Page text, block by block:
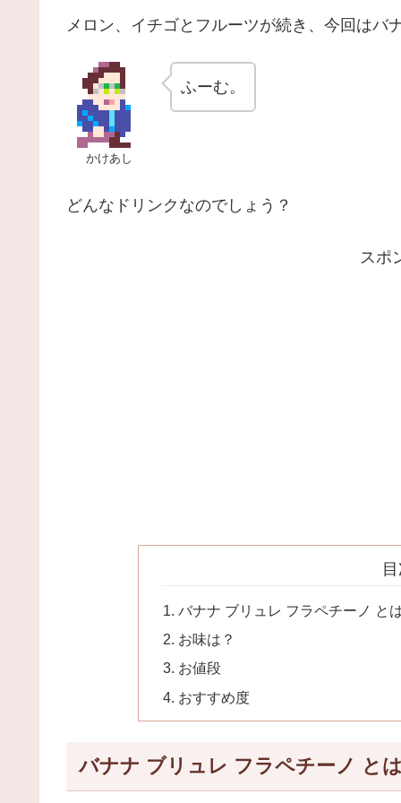
メロン、イチゴとフルーツが続き、今回はバナ
かけあし
ふーむ。
どんなドリンクなのでしょう？
スポ
バナナ ブリュレ フラペチーノ と
お味は？
お値段
おすすめ度
バナナ ブリュレ フラペチーノ と